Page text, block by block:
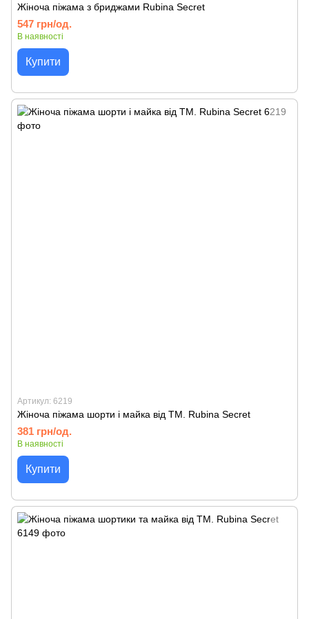
Жіноча піжама з бриджами Rubina Secret
547 грн/од.
В наявності
Купити
Артикул: 6219
Жіноча піжама шорти і майка від TM. Rubina Secret
381 грн/од.
В наявності
Купити